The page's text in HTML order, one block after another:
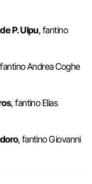
P. Ulpu, fantino
Andrea Coghe
, fantino Elias
, fantino Giovanni